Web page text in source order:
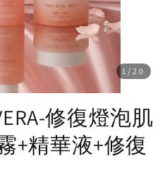
1 /20
修復燈泡肌
+精華液+修復